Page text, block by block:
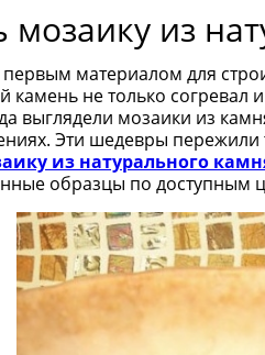
мозаику из
материалом для
камень не только
выглядели мозаики из
Эти шедевры
из натурального
образцы по доступным